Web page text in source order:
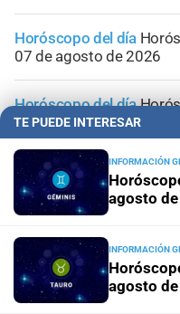
Horóscopo del día
07 de agosto de 2026
Horóscopo del día
de agosto de 2026
TE PUEDE INTERESAR
INFORMACIÓN
agosto
INFORMACIÓN
agosto